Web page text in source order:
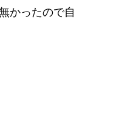
かったので自